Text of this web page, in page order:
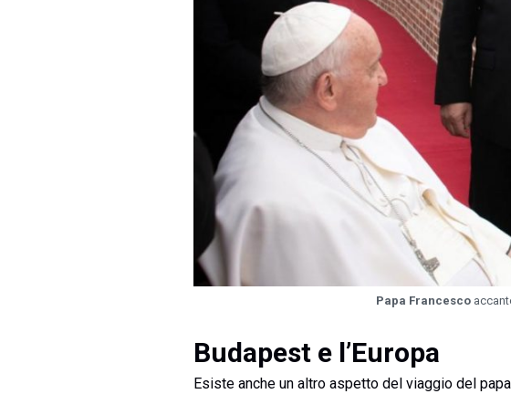
Papa Francesco
Budapest e l’Europa
Esiste anche un altro aspetto del viaggio del